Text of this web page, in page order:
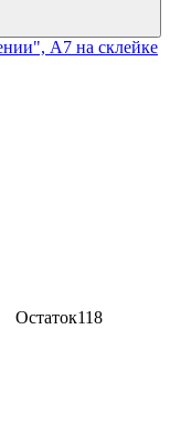
А7 на склейке
Остаток118